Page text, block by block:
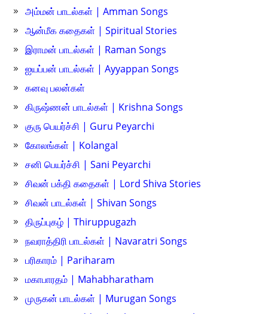
அம்மன் பாடல்கள் | Amman Songs
ஆன்மீக கதைகள் | Spiritual Stories
இராமன் பாடல்கள் | Raman Songs
ஐயப்பன் பாடல்கள் | Ayyappan Songs
கனவு பலன்கள்
கிருஷ்ணன் பாடல்கள் | Krishna Songs
குரு பெயர்ச்சி | Guru Peyarchi
கோலங்கள் | Kolangal
சனி பெயர்ச்சி | Sani Peyarchi
சிவன் பக்தி கதைகள் | Lord Shiva Stories
சிவன் பாடல்கள் | Shivan Songs
திருப்புகழ் | Thiruppugazh
நவராத்திரி பாடல்கள் | Navaratri Songs
பரிகாரம் | Pariharam
மகாபாரதம் | Mahabharatham
முருகன் பாடல்கள் | Murugan Songs